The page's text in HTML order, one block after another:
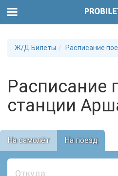
Ж/Д Билеты Расписание
Расписание
станции
На самолёт На поезд